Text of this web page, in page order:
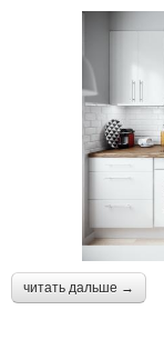
читать дальше →